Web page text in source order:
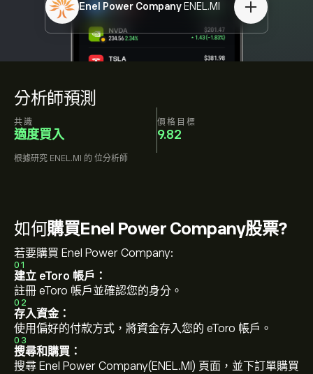
分析師預測
共識
適度買入
價格目標
9.82
根據研究 ENEL.MI 的 位分析師
Enel Power Company ENEL.MI
如何購買Enel Power Company股票?
若要購買 Enel Power Company:
01
建立 eToro 帳戶：
註冊 eToro 帳戶並確認您的身分。
02
存入資金：
使用偏好的付款方式，將資金存入您的 eToro 帳戶。
03
搜尋和購買：
搜尋 Enel Power Company(ENEL.MI) 頁面，並下訂單購買